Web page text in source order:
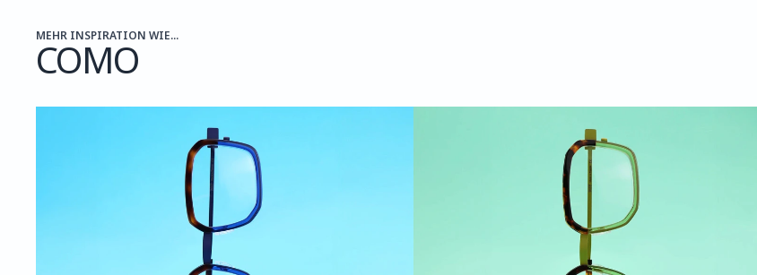
MEHR INSPIRATION WIE...
COMO